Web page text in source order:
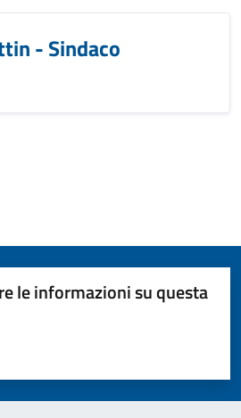
- Sindaco
le informazioni su questa
stelle su 5
su 5
5